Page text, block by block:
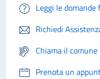
Leggi le
Richiedi
Chiama il
Prenota un